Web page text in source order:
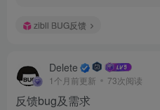
zibll BUG反馈
Delete
1个月前更新 73次阅读
反馈bug及需求